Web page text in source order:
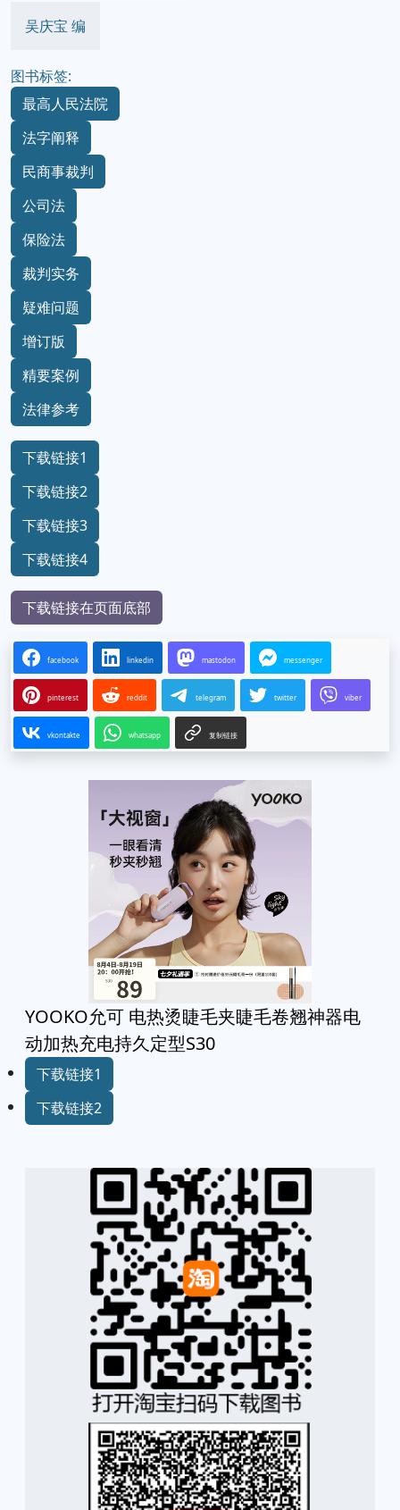
吴庆宝 编
图书标签:
最高人民法院
法字阐释
民商事裁判
公司法
保险法
裁判实务
疑难问题
增订版
精要案例
法律参考
下载链接1
下载链接2
下载链接3
下载链接4
下载链接在页面底部
facebook linkedin mastodon messenger
pinterest reddit telegram twitter viber
vkontakte whatsapp 复制链接
YOOKO允可 电热烫睫毛夹睫毛卷翘神器电
动加热充电持久定型S30
下载链接1
下载链接2